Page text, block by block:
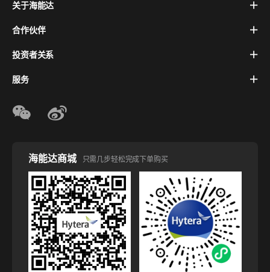
关于海能达
合作伙伴
投资者关系
服务
海能达商城 只需几步轻松完成下单购买